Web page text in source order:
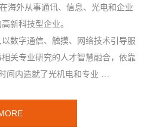
外从事通讯、信息、光电和企业
高新科技型企业。
数字通信、触摸、网络技术引导服
关专业研究的人才智慧融合，依靠
间内造就了光机电和专业 …